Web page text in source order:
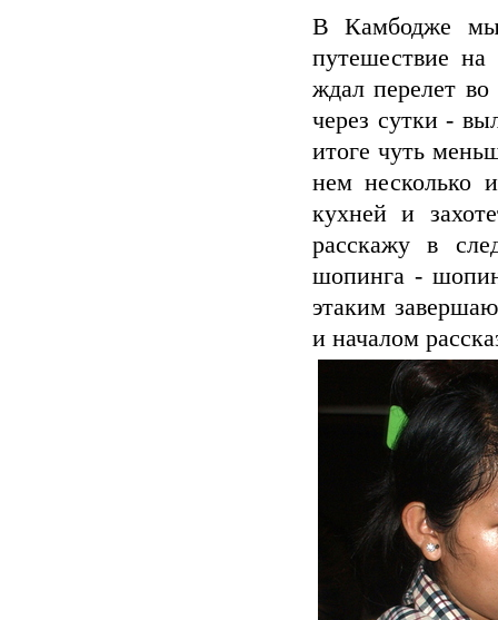
В Камбодже мы
путешествие
ждал перелет
через сутки -
итоге чуть
нем несколько
кухней и
расскажу в
шопинга -
этаким
и началом